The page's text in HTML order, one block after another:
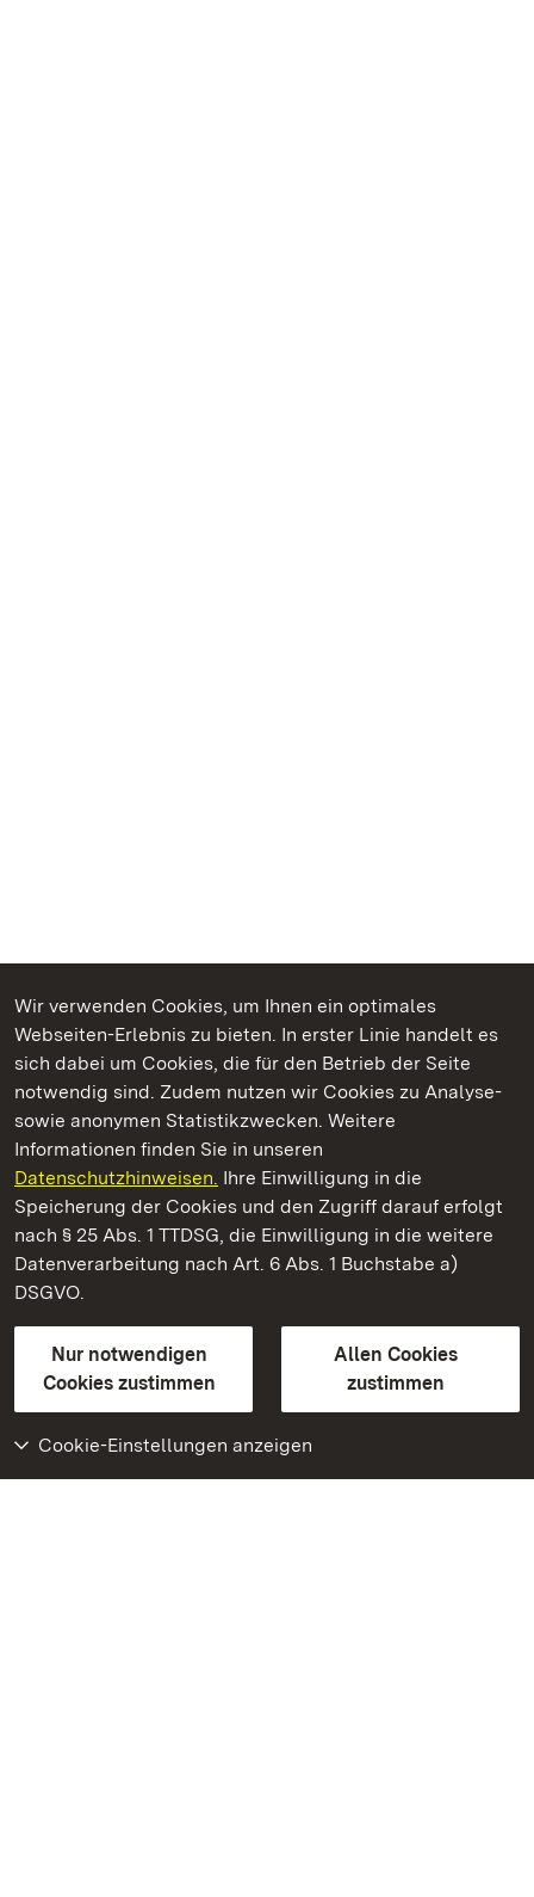
Wir verwenden Cookies, um Ihnen ein optimales
Webseiten-Erlebnis zu bieten. In erster Linie handelt es
sich dabei um Cookies, die für den Betrieb der Seite
notwendig sind. Zudem nutzen wir Cookies zu Analyse-
sowie anonymen Statistikzwecken. Weitere
Informationen finden Sie in unseren
Datenschutzhinweisen. Ihre Einwilligung in die
Speicherung der Cookies und den Zugriff darauf erfolgt
nach § 25 Abs. 1 TTDSG, die Einwilligung in die weitere
Datenverarbeitung nach Art. 6 Abs. 1 Buchstabe a)
DSGVO.
Nur notwendigen
Cookies zustimmen
Allen Cookies
zustimmen
Cookie-Einstellungen anzeigen
Kommen. Staunen. Genießen.
Kloster und Schloss Salem
Staatliche Schlösser und Gärten Baden-Württemberg
Kontakt
GebärdenspracheLeichte Sprache
Erklärung zur Barrierefreiheit
BITV-konform (geprüfte Seiten)
Weiteres